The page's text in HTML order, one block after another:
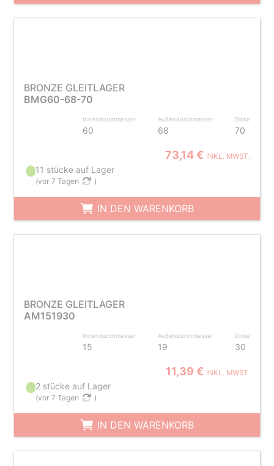
BRONZE GLEITLAGER
BMG60-68-70
Innendurchmesser
60
Außendurchmesser
68
Dicke
70
73,14 € INKL. MWST.
11 stücke auf Lager
(vor 7 Tagen )
IN DEN WARENKORB
BRONZE GLEITLAGER
AM151930
Innendurchmesser
15
Außendurchmesser
19
Dicke
30
11,39 € INKL. MWST.
2 stücke auf Lager
(vor 7 Tagen )
IN DEN WARENKORB